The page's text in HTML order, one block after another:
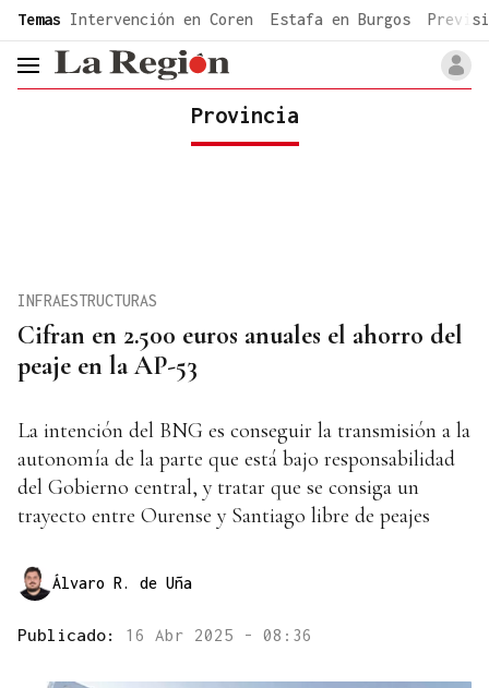
common.go-to-content
Temas Intervención en Coren Estafa en Burgos
header.menu.open
Provincia
Cifran en 2.500 euros anuales el ahorro del
peaje en la AP-53
INFRAESTRUCTURAS
La intención del BNG es conseguir la transmisión a la
autonomía de la parte que está bajo responsabilidad
del Gobierno central, y tratar que se consiga un
trayecto entre Ourense y Santiago libre de peajes
Álvaro R. de Uña
Publicado: 16 Abr 2025 - 08:36